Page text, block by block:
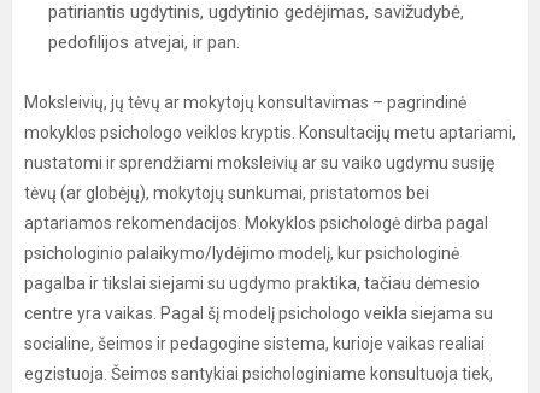
patiriantis ugdytinis, ugdytinio gedėjimas, savižudybė,
pedofilijos atvejai, ir pan.
Moksleivių, jų tėvų ar mokytojų konsultavimas – pagrindinė
mokyklos psichologo veiklos kryptis. Konsultacijų metu aptariami,
nustatomi ir sprendžiami moksleivių ar su vaiko ugdymu susiję
tėvų (ar globėjų), mokytojų sunkumai, pristatomos bei
aptariamos rekomendacijos. Mokyklos psichologė dirba pagal
psichologinio palaikymo/lydėjimo modelį, kur psichologinė
pagalba ir tikslai siejami su ugdymo praktika, tačiau dėmesio
centre yra vaikas. Pagal šį modelį psichologo veikla siejama su
socialine, šeimos ir pedagogine sistema, kurioje vaikas realiai
egzistuoja. Šeimos santykiai psichologiniame konsultuoja tiek,